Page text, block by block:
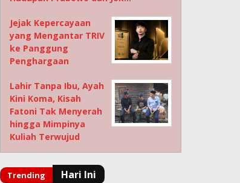
Jejak Kepercayaan
yang Mengantar TRIV
ke Panggung
Penghargaan
Lahir Tanpa Ibu, Ayah
Kini Koma, Kisah
Fatoni Tak Menyerah
hingga Mimpinya
Kuliah Terwujud